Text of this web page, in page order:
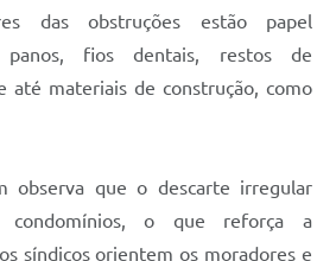
das obstruções estão papel
panos, fios dentais, restos de
até materiais de construção, como
observa que o descarte irregular
condomínios, o que reforça a
síndicos orientem os moradores e